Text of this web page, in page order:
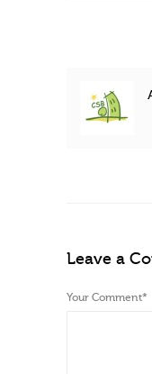
Leave a
Your Comment*